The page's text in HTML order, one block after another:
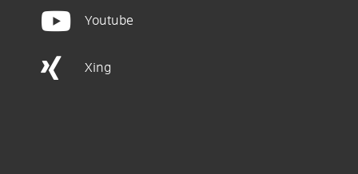
Youtube
Xing